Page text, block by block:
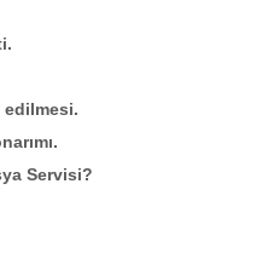
edilmesi.
Servisi?